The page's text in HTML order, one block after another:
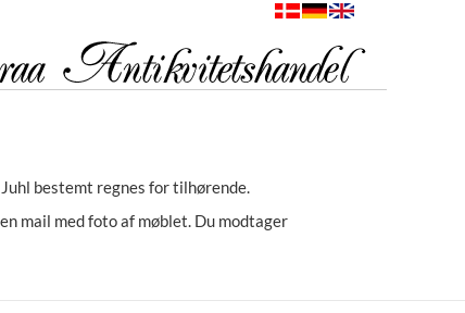
bestemt regnes for tilhørende.
mail med foto af møblet. Du modtager